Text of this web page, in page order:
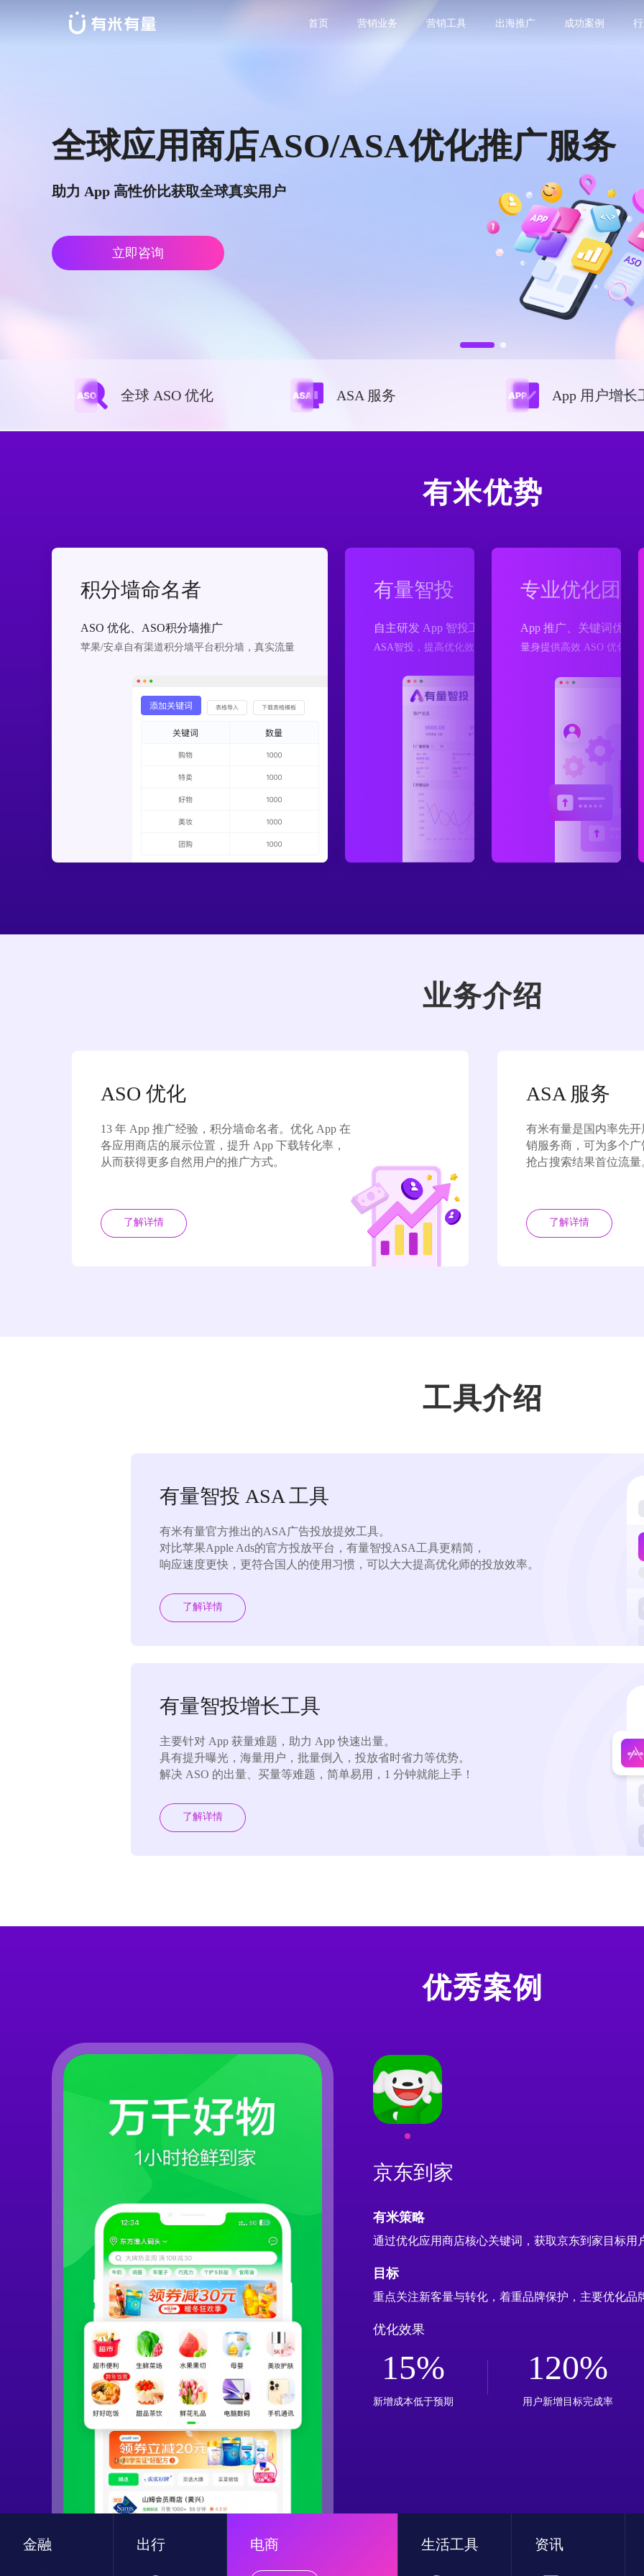
首页 营销业务 营销工具 出海推广 成功案例
全球应用商店ASO/ASA优化推广服务
助力 App 高性价比获取全球真实用户
立即咨询
全球 ASO 优化 ASA 服务 App 用户增长
有米优势
积分墙命名者
ASO 优化、ASO积分墙推广
苹果/安卓自有渠道积分墙平台积分墙，真实流量
有量智投
自主研发 App 智投工具
ASA智投，提高优化效率，秒变投放专家
专业优化团队
App 推广、关键词优化
量身提供高效 ASO 优化方
业务介绍
ASO 优化
13 年 App 推广经验，积分墙命名者。优化 App 在
各应用商店的展示位置，提升 App 下载转化率，
从而获得更多自然用户的推广方式。
了解详情
ASA 服务
有米有量是国内率先开
销服务商，可为多个
抢占搜索结果首位流量
了解详情
工具介绍
有量智投 ASA 工具
有米有量官方推出的ASA广告投放提效工具。
对比苹果Apple Ads的官方投放平台，有量智投ASA工具更精简，
响应速度更快，更符合国人的使用习惯，可以大大提高优化师的投放效率。
了解详情
有量智投增长工具
主要针对 App 获量难题，助力 App 快速出量。
具有提升曝光，海量用户，批量倒入，投放省时省力等优势。
解决 ASO 的出量、买量等难题，简单易用，1 分钟就能上手！
了解详情
优秀案例
京东到家
有米策略
通过优化应用商店核心关键词，获取京东到家目标用
目标
重点关注新客量与转化，着重品牌保护，主要优化品
优化效果
15%
新增成本低于预期
120%
用户新增目标完成率
金融 出行 电商 生活工具 资讯